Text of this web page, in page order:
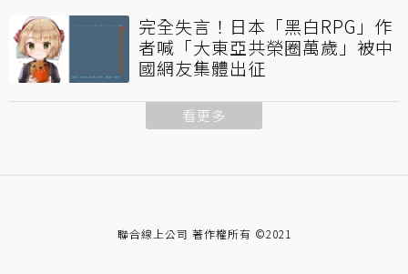
完全失言！日本「黑白RPG」作
者喊「大東亞共榮圈萬歲」被中
國網友集體出征
看更多
聯合線上公司 著作權所有 ©2021